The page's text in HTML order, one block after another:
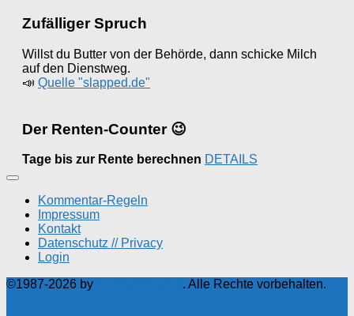
Zufälliger Spruch
Willst du Butter von der Behörde, dann schicke Milch
auf den Dienstweg.
📣 Quelle "slapped.de"
Der Renten-Counter 😉
Tage bis zur Rente berechnen DETAILS
Kommentar-Regeln
Impressum
Kontakt
Datenschutz // Privacy
Login
©1987-2026 by
. Alle Rechte vorbehalten.